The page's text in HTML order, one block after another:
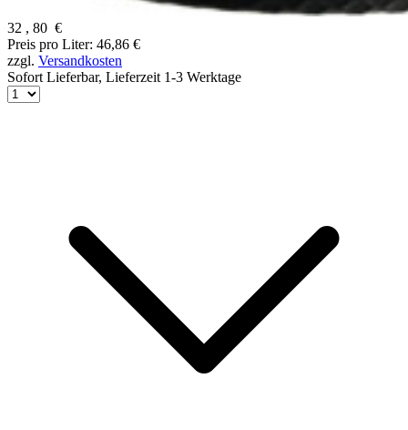
32 , 80 €
Preis pro Liter: 46,86 €
zzgl. Versandkosten
Sofort Lieferbar, Lieferzeit 1-3 Werktage